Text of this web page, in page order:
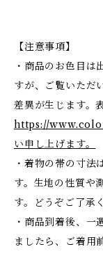
【注意事項】
・商品のお色目は
すが、ご覧いただ
差異が生じます。
https://
い申し上げます。
・着物の帯の寸法
す。生地の性質や
す。どうぞご了承
・商品到着後、一
ましたら、ご着用